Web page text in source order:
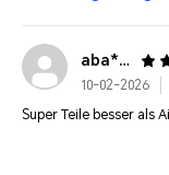
aba***@hotmail.de
10-02-2026
Super Teile besser als